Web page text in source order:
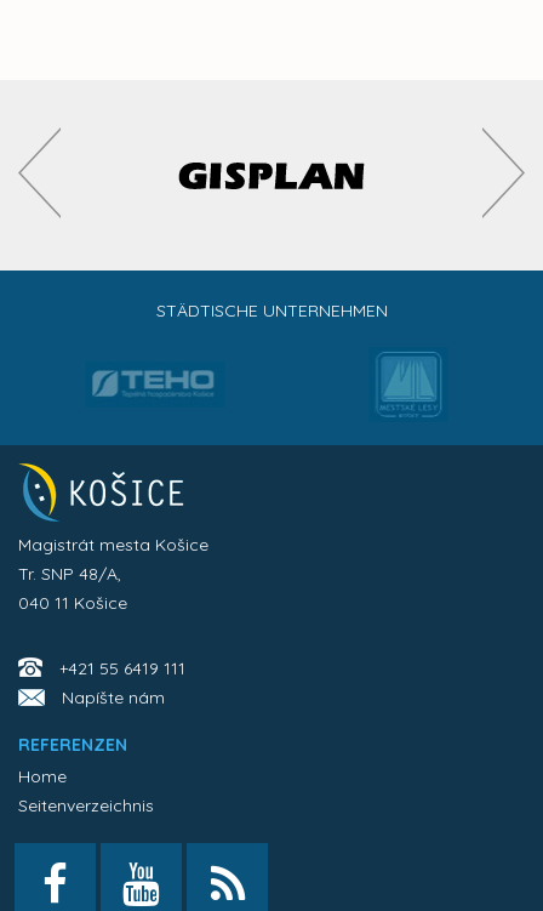
STÄDTISCHE UNTERNEHMEN
Magistrát mesta Košice
Tr. SNP 48/A,
040 11 Košice
+421 55 6419 111
Napíšte nám
REFERENZEN
Home
Seitenverzeichnis